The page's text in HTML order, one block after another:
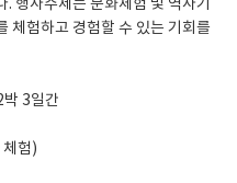
행사주제는 문화체험 및 역사기
체험하고 경험할 수 있는 기회를
3일간
체험)